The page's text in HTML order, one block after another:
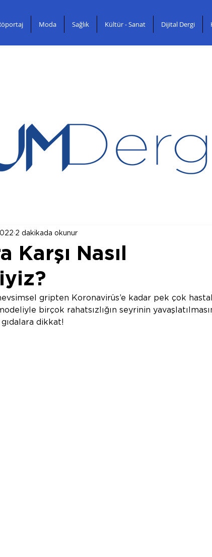
Moda Sağlık Kültür - Sanat Dijital Dergi
Karşı Nasıl
2 dakikada okunur
gripten Koronavirüs’e kadar pek çok
birçok rahatsızlığın seyrinin
dikkat!